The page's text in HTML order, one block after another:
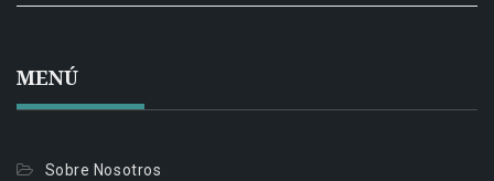
MENÚ
Sobre Nosotros